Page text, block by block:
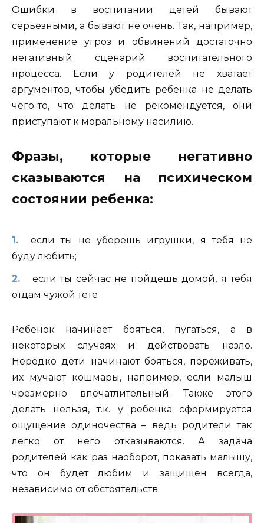
Ошибки в воспитании детей бывают
серьезными, а бывают не очень. Так, например,
применение угроз и обвинений достаточно
негативный сценарий воспитательного
процесса. Если у родителей не хватает
аргументов, чтобы убедить ребенка не делать
чего-то, что делать не рекомендуется, они
приступают к моральному насилию.
Фразы, которые негативно
сказываются на психическом
состоянии ребенка:
если ты не уберешь игрушки, я тебя не
буду любить;
если ты сейчас не пойдешь домой, я тебя
отдам чужой тете
Ребенок начинает бояться, пугаться, а в
некоторых случаях и действовать назло.
Нередко дети начинают бояться, переживать,
их мучают кошмары, например, если малыш
чрезмерно впечатлительный. Также этого
делать нельзя, т.к. у ребенка сформируется
ощущение одиночества – ведь родители так
легко от него отказываются. А задача
родителей как раз наоборот, показать малышу,
что он будет любим и защищен всегда,
независимо от обстоятельств.